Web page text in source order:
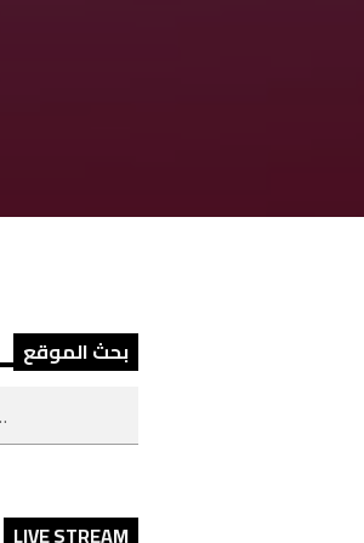
بحث الموقع